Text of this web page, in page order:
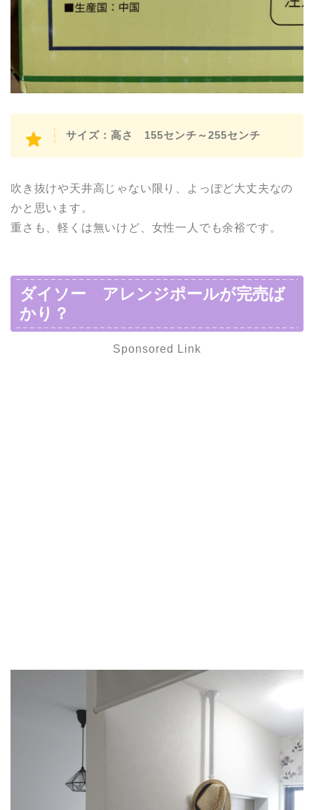
サイズ：高さ 155センチ～255センチ
吹き抜けや天井高じゃない限り、よっぽど大丈夫なの
かと思います。
重さも、軽くは無いけど、女性一人でも余裕です。
ダイソー アレンジポールが完売ば
かり？
Sponsored Link